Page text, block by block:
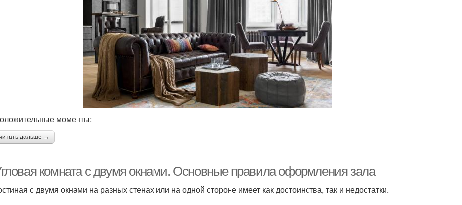
моменты:
читать дальше →
комната с двумя окнами. Основные правила оформления зала
с двумя окнами на разных стенах или на одной стороне имеет как достоинства, так и недостатки.